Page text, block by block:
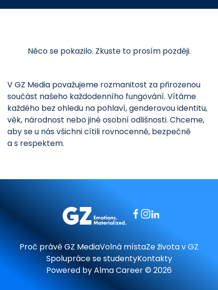
Něco se pokazilo. Zkuste to prosím později.
V GZ Media považujeme rozmanitost za přirozenou
součást našeho každodenního fungování. Vítáme
každého bez ohledu na pohlaví, genderovou identitu,
věk, národnost nebo jiné osobní odlišnosti. Chceme,
aby se u nás všichni cítili rovnocenně, bezpečně
a s respektem.
Proč právě GZ MediaVolná místaZe života v GZ
Spolupráce se studentyKontakty
Powered byAlma Career© 2026